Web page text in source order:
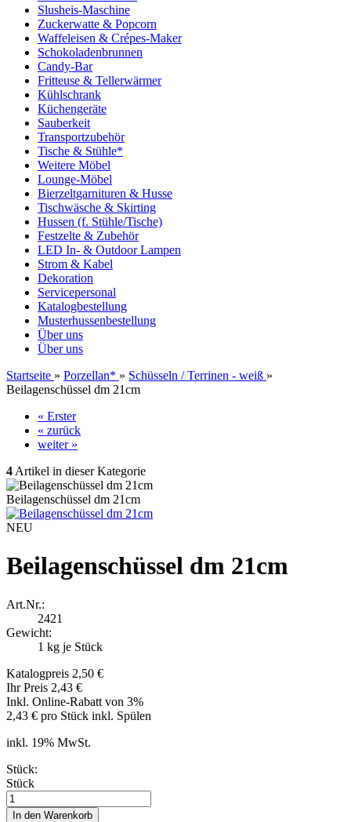
Slusheis-Maschine
Zuckerwatte & Popcorn
Waffeleisen & Crépes-Maker
Schokoladenbrunnen
Candy-Bar
Fritteuse & Tellerwärmer
Kühlschrank
Küchengeräte
Sauberkeit
Transportzubehör
Tische & Stühle*
Weitere Möbel
Lounge-Möbel
Bierzeltgarnituren & Husse
Tischwäsche & Skirting
Hussen (f. Stühle/Tische)
Festzelte & Zubehör
LED In- & Outdoor Lampen
Strom & Kabel
Dekoration
Servicepersonal
Katalogbestellung
Musterhussenbestellung
Über uns
Über uns
Startseite » Porzellan* » Schüsseln / Terrinen - weiß »
Beilagenschüssel dm 21cm
« Erster
« zurück
weiter »
4 Artikel in dieser Kategorie
Beilagenschüssel dm 21cm
NEU
Beilagenschüssel dm 21cm
Art.Nr.:
2421
Gewicht:
1 kg je Stück
Katalogpreis 2,50 €
Ihr Preis 2,43 €
Inkl. Online-Rabatt von 3%
2,43 € pro Stück inkl. Spülen
inkl. 19% MwSt.
Stück:
Stück